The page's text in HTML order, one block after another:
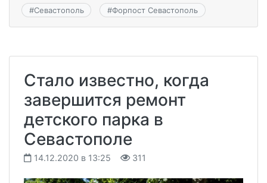
#Севастополь #Форпост Севастополь
Стало известно, когда
завершится ремонт
детского парка в
Севастополе
14.12.2020 в 13:25 311